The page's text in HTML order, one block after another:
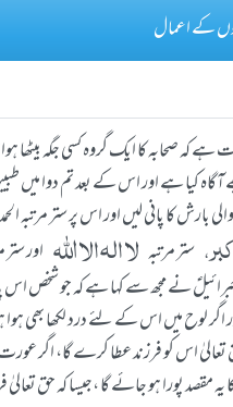
کے اعمال
صحابہ کا ایک گروہ کسی جگہ
کیا ہے اور اس کے بعد تم دوا
پانی لیں اور اس پر ستر مرتبہ الحمد،
ستر مرتبہ لا الہ الا اللہ اور
نے مجھ سے کہا ہے کہ جو شخص اس
لوح میں اس کے لئے درد لکھا بھی
اس کو فرزند عطا کرے گا، اگر
یہ مقصد پورا ہو جائے گا ،جیسا کہ حق